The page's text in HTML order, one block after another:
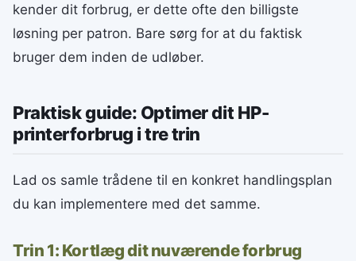
kender dit forbrug, er dette ofte den billigste
løsning per patron. Bare sørg for at du faktisk
bruger dem inden de udløber.
Praktisk guide: Optimer dit HP-
printerforbrug i tre trin
Lad os samle trådene til en konkret handlingsplan
du kan implementere med det samme.
Trin 1: Kortlæg dit nuværende forbrug